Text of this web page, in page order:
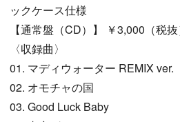
ックケース仕様
【通常盤（CD）】 ￥3,000（税抜
〈収録曲〉
01. マディウォーター REMIX ver.
02. オモチャの国
03. Good Luck Baby